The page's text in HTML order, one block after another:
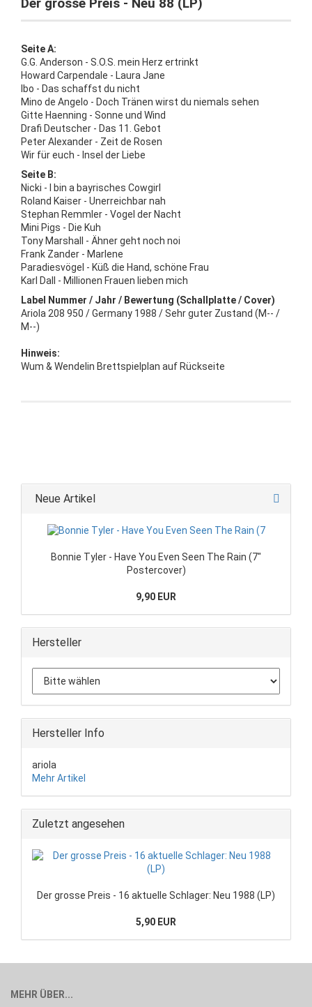
Seite A:
G.G. Anderson - S.O.S. mein Herz ertrinkt
Howard Carpendale - Laura Jane
Ibo - Das schaffst du nicht
Mino de Angelo - Doch Tränen wirst du niemals sehen
Gitte Haenning - Sonne und Wind
Drafi Deutscher - Das 11. Gebot
Peter Alexander - Zeit de Rosen
Wir für euch - Insel der Liebe
Seite B:
Nicki - I bin a bayrisches Cowgirl
Roland Kaiser - Unerreichbar nah
Stephan Remmler - Vogel der Nacht
Mini Pigs - Die Kuh
Tony Marshall - Ähner geht noch noi
Frank Zander - Marlene
Paradiesvögel - Küß die Hand, schöne Frau
Karl Dall - Millionen Frauen lieben mich
Label Nummer / Jahr / Bewertung (Schallplatte / Cover)
Ariola 208 950 / Germany 1988 / Sehr guter Zustand (M-- /
M--)
Hinweis:
Wum & Wendelin Brettspielplan auf Rückseite
Neue Artikel
Bonnie Tyler - Have You Even Seen The Rain (7"
Postercover)
9,90 EUR
Hersteller
Hersteller Info
ariola
Mehr Artikel
Zuletzt angesehen
Der grosse Preis - 16 aktuelle Schlager: Neu 1988 (LP)
5,90 EUR
MEHR ÜBER...